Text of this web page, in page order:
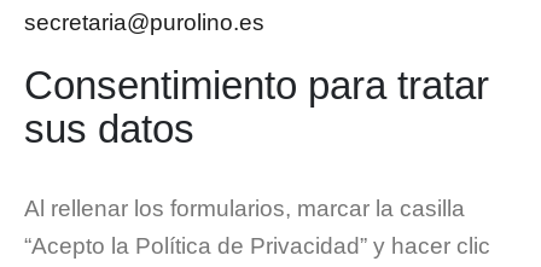
secretaria@purolino.es
Consentimiento para tratar
sus datos
Al rellenar los formularios, marcar la casilla
“Acepto la Política de Privacidad” y hacer clic